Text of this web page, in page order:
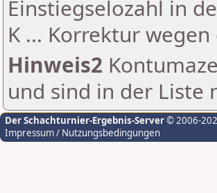
Einstiegselozahl in
K ... Korrektur
Hinweis2
und sind in der Liste
Der Schachturnier-Ergebnis-Server© 2006-
Impressum / Nutzungsbedingungen